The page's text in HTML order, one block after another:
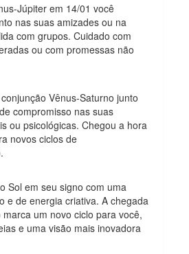
Júpiter em 14/01 você
nas suas amizades ou na
com grupos. Cuidado com
ou com promessas não
Vênus-Saturno junto
compromisso nas suas
ou psicológicas. Chegou a hora
novos ciclos de
Sol em seu signo com uma
e de energia criativa. A chegada
um novo ciclo para você,
e uma visão mais inovadora